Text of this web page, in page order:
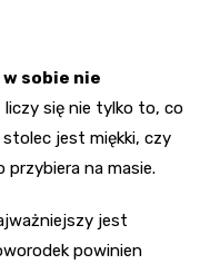
sobie nie
liczy się nie tylko to, co
jest miękki, czy
przybiera na masie.
jest
powinien